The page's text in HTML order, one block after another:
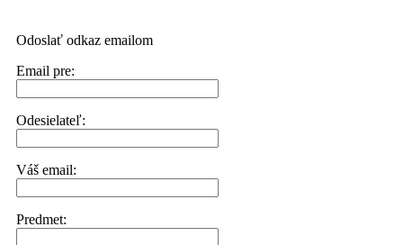
Odoslať odkaz emailom
Email pre:
Odesielateľ:
Váš email:
Predmet: